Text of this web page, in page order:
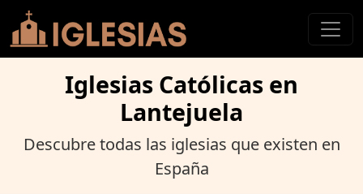
Iglesias Católicas en
Lantejuela
Descubre todas las iglesias que existen en
España